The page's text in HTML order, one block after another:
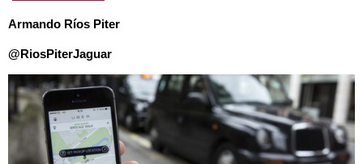
Armando Ríos Piter
@RiosPiterJaguar